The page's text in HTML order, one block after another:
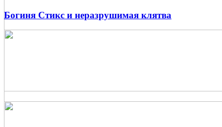
Богиня Стикс и неразрушимая клятва